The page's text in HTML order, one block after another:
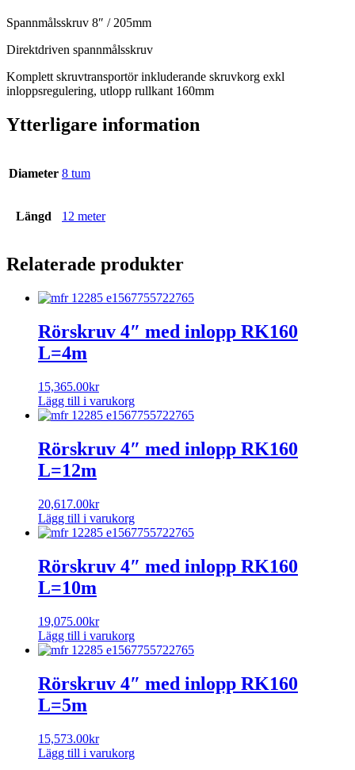
Spannmålsskruv 8″ / 205mm
Direktdriven spannmålsskruv
Komplett skruvtransportör inkluderande skruvkorg exkl
inloppsregulering, utlopp rullkant 160mm
Ytterligare information
Diameter 8 tum
Längd 12 meter
Relaterade produkter
Rörskruv 4″ med inlopp RK160
L=4m
15,365.00kr
Lägg till i varukorg
Rörskruv 4″ med inlopp RK160
L=12m
20,617.00kr
Lägg till i varukorg
Rörskruv 4″ med inlopp RK160
L=10m
19,075.00kr
Lägg till i varukorg
Rörskruv 4″ med inlopp RK160
L=5m
15,573.00kr
Lägg till i varukorg